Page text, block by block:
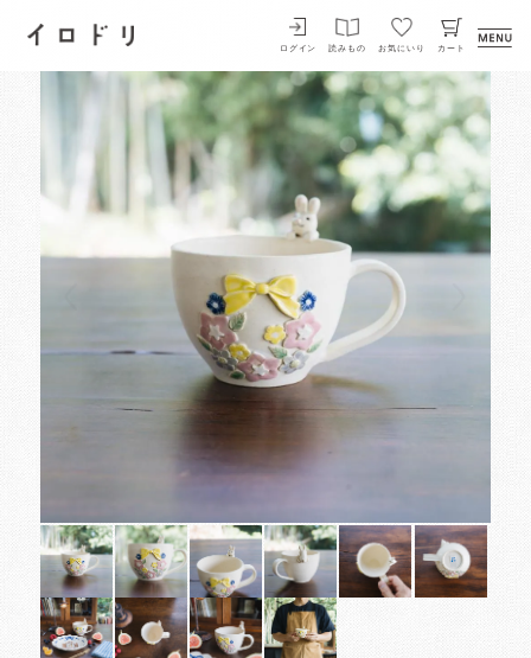
イロドリ
ログイン 読みもの お気にいり カート